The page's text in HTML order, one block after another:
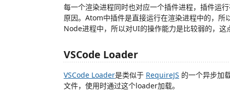
每一个渲染进程同时也对应一个插件进程，插件运
原因。Atom中插件是直接运行在渲染进程中的，
Node进程中，所以对UI的操作能力是比较弱的，这
VSCode Loader
VSCode Loader是类似于 RequireJS 的一个异步加
文件，使用时通过这个loader加载。